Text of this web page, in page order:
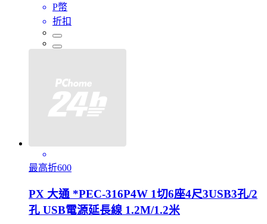
P幣
折扣
最高折600
PX 大通 *PEC-316P4W 1切6座4尺3USB3孔/2
孔 USB電源延長線 1.2M/1.2米